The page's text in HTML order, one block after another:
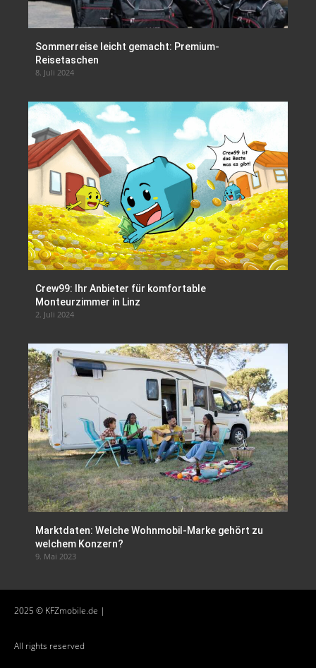
Sommerreise leicht gemacht: Premium-
Reisetaschen
8. Juli 2024
Crew99: Ihr Anbieter für komfortable
Monteurzimmer in Linz
2. Juli 2024
Marktdaten: Welche Wohnmobil-Marke gehört zu
welchem Konzern?
9. Mai 2023
2025 © KFZmobile.de |
All rights reserved